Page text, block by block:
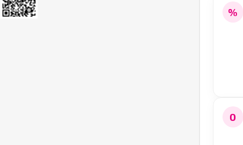
%
0